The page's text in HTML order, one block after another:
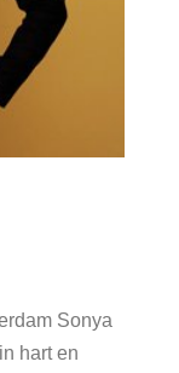
Sonya
hart en